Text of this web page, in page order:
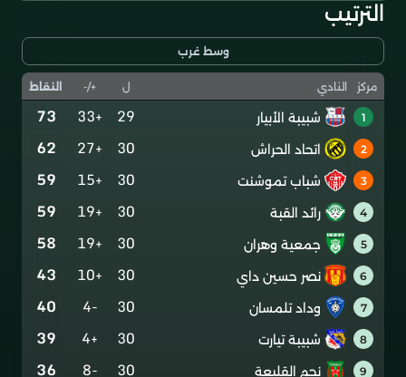
الترتيب
وسط غرب
مركز النادي ل +/- النقاط
1 شبيبة الأبيار 29
+33
73
2 اتحاد الحراش 30
+27
62
3 شباب تموشنت 30
+15
59
4 رائد القبة 30
+19
59
5 جمعية وهران 30
+19
58
6 نصر حسين داي 30
+10
43
7 وداد تلمسان 30
-4
40
8 شبيبة تيارت 30
+4
39
9 نجم القليعة 30
-8
36